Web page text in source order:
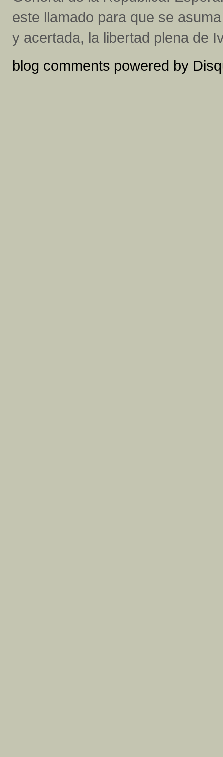
este llamado para que se
y acertada, la libertad plena de
blog comments powered by